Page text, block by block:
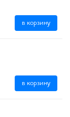
в корзину
в корзину